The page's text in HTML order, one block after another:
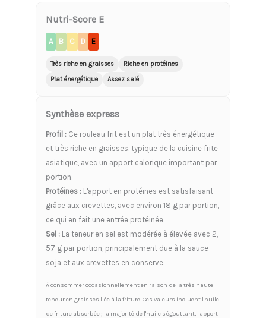
Nutri-Score E
A B C D E
Très riche en graisses
Riche en protéines
Plat énergétique
Assez salé
Synthèse express
Profil : Ce rouleau frit est un plat très énergétique
et très riche en graisses, typique de la cuisine frite
asiatique, avec un apport calorique important par
portion.
Protéines : L'apport en protéines est satisfaisant
grâce aux crevettes, avec environ 18 g par portion,
ce qui en fait une entrée protéinée.
Sel : La teneur en sel est modérée à élevée avec 2,
57 g par portion, principalement due à la sauce
soja et aux crevettes en conserve.
À consommer occasionnellement en raison de la très haute
teneur en graisses liée à la friture. Ces valeurs incluent l'huile
de friture absorbée ; la majorité de l'huile s'égouttant, l'apport